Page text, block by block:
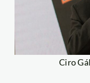
Ciro